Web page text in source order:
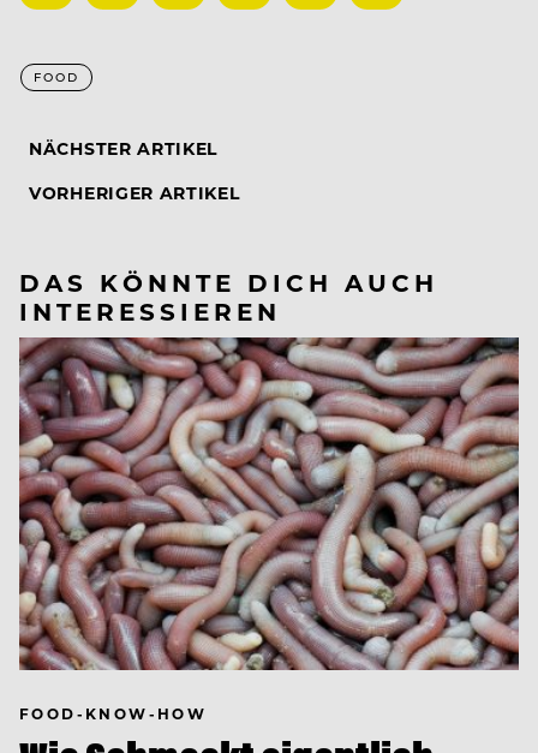
FOOD
NÄCHSTER ARTIKEL
VORHERIGER ARTIKEL
DAS KÖNNTE DICH AUCH
INTERESSIEREN
FOOD-KNOW-HOW